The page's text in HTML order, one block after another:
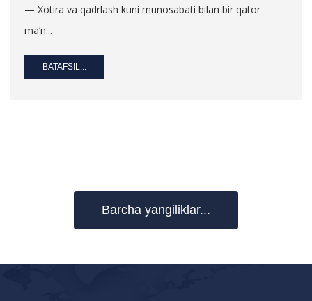
— Xotira va qadrlash kuni munosabati bilan bir qator
ma’n...
BATAFSIL...
Barcha yangiliklar...